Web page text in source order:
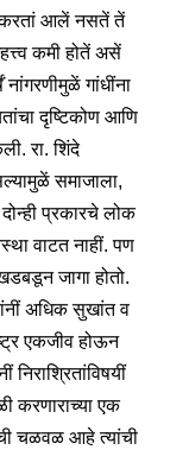
करतां आलें नसतें तें
कमी होतें असें
गांधींना
दृष्टिकोण आणि
रा. शिंदे
समाजाला,
प्रकारचे लोक
वाटत नाहीं. पण
जागा होतो.
अधिक सुखांत व
एकजीव होऊन
करणाराच्या एक
चळवळ आहे त्यांची